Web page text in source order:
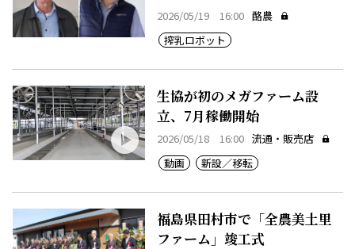
2026/05/19 16:00 酪農
搾乳ロボット
生協が初のメガファーム設
立、7月稼働開始
2026/05/18 16:00 流通・販売店
動画
新設／移転
福島県田村市で「全農美土里
ファーム」竣工式